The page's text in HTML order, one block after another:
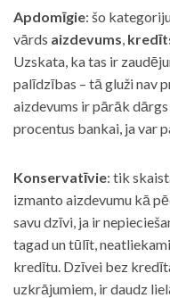
Apdomīgie: šo
vārds aizdevums,
Uzskata, ka tas ir
palīdzības – tā gluži nav
aizdevums ir pārāk
procentus bankai, ja var
Konservatīvie: tik
izmanto aizdevumu kā
savu dzīvi, ja ir
tagad un tūlīt,
kredītu. Dzīvei bez
uzkrājumiem, ir daudz